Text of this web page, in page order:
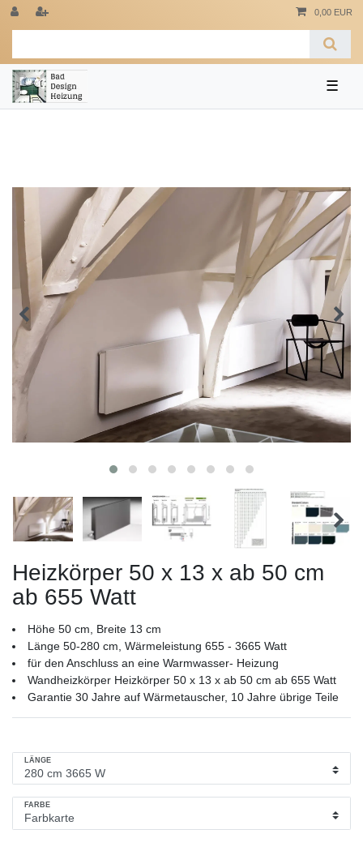
0,00 EUR
☰
Heizkörper 50 x 13 x ab 50 cm
ab 655 Watt
Höhe 50 cm, Breite 13 cm
Länge 50-280 cm, Wärmeleistung 655 - 3665 Watt
für den Anschluss an eine Warmwasser- Heizung
Wandheizkörper Heizkörper 50 x 13 x ab 50 cm ab 655 Watt
Garantie 30 Jahre auf Wärmetauscher, 10 Jahre übrige Teile
LÄNGE
FARBE